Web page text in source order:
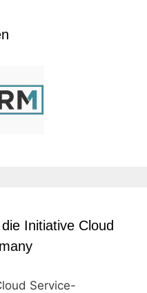
Initiative Cloud
Service-